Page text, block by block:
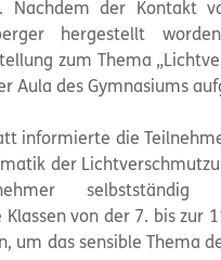
Nachdem der Kontakt
hergestellt
zum Thema
Aula des Gymnasiums
informierte die
der
von der 7. bis zur
um das sensible Thema